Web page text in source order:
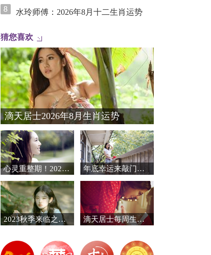
水玲师傅：2026年8月十二生肖运势
猜您喜欢
滴天居士2026年8月生肖运势
心灵重整期！2025年底迎来安稳人生四大生肖 年底幸运来敲门的几个生肖，万事如意
2023秋季来临之前，有望结束单身的生肖 滴天居士每周生肖运势（8.3-8.9）